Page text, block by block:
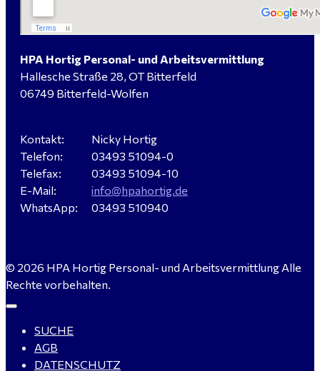
Elektromeister / -techniker (m/w/d) Kalkulation /
Planung / Überwachung - Bitterfeld-Wolfen
Hausmeister (m/w/d) für ein festes Objekt in
Verkäufer / Fachberater (m/w/d) - Baustoffe Fliesen -
für Dessau-Roßlau gesucht
gesucht - ab 4.500,00 €
WIG-Schweißer / Vorrichter (m/w/d) Anlagen- und
Rohrleitungsbau - Tagschicht - Leuna ab 20 €
HPA Hortig Personal- und Arbeitsvermittlung
Hallesche Straße 28, OT Bitterfeld
06749 Bitterfeld-Wolfen
Kontakt:
Telefon:
Telefax:
E-Mail:
WhatsApp:
Nicky Hortig
03493 51094-0
03493 51094-10
info@hpahortig.de
03493 510940
© 2026 HPA Hortig Personal- und Arbeitsvermittlung Alle
Rechte vorbehalten.
SUCHE
AGB
DATENSCHUTZ